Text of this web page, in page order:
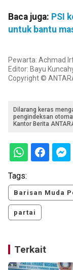
Baca juga: PSI
untuk bantu
Pewarta: Achmad
Editor: Bayu
Copyright ©
Dilarang keras
pengindeksan
Kantor Berita
Tags:
Barisan Muda
partai
Terkait